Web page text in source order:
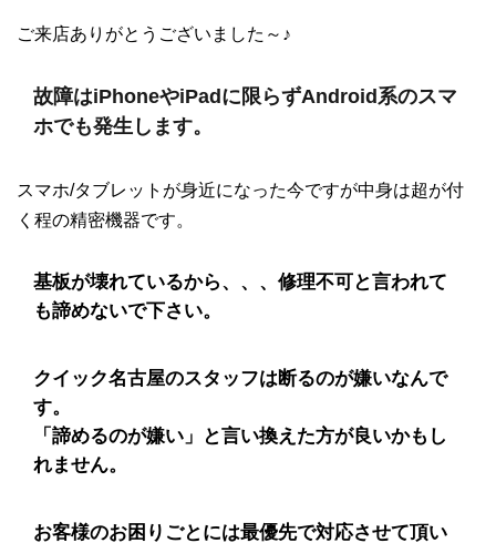
ご来店ありがとうございました～♪
故障はiPhoneやiPadに限らずAndroid系のスマ
ホでも発生します。
スマホ/タブレットが身近になった今ですが中身は超が付
く程の精密機器です。
基板が壊れているから、、、修理不可と言われて
も諦めないで下さい。
クイック名古屋のスタッフは断るのが嫌いなんで
す。
「諦めるのが嫌い」と言い換えた方が良いかもし
れません。
お客様のお困りごとには最優先で対応させて頂い